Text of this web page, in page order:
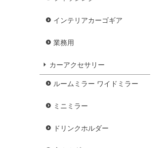
インテリアカーゴギア
業務用
カーアクセサリー
ルームミラー ワイドミラー
ミニミラー
ドリンクホルダー